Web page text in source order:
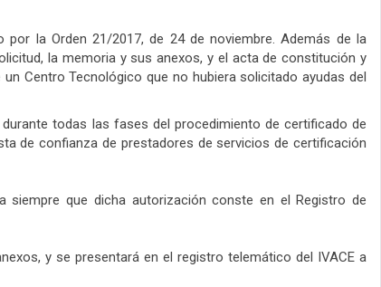
la Orden 21/2017, de 24 de noviembre. Además de la
la memoria y sus anexos, y el acta de constitución y
Centro Tecnológico que no hubiera solicitado ayudas del
todas las fases del procedimiento de certificado de
de confianza de prestadores de servicios de certificación
que dicha autorización conste en el Registro de
y se presentará en el registro telemático del IVACE a